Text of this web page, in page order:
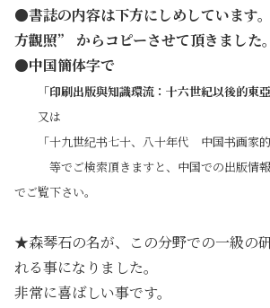
●書誌の内容は下方にしめしています
方觀照”
からコピーさせて頂きました。
●中国簡体字で
「印刷出版與知識環流：十六世紀以後的東亞
又は
「十九世纪书七十、八十年代 中国书画家的
等でご検索頂きますと、中国での出版情報
でご覧下さい。
★森琴石の名が、この分野での一級の
れる事になりました。
非常に喜ばしい事です。